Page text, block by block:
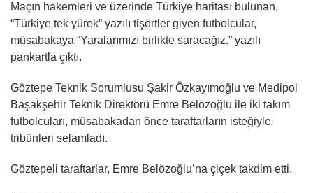
Maçın hakemleri ve üzerinde Türkiye haritası bulunan,
“Türkiye tek yürek” yazılı tişörtler giyen futbolcular,
müsabakaya “Yaralarımızı birlikte saracağız.” yazılı
pankartla çıktı.
Göztepe Teknik Sorumlusu Şakir Özkayımoğlu ve Medipol
Başakşehir Teknik Direktörü Emre Belözoğlu ile iki takım
futbolcuları, müsabakadan önce taraftarların isteğiyle
tribünleri selamladı.
Göztepeli taraftarlar, Emre Belözoğlu’na çiçek takdim etti.